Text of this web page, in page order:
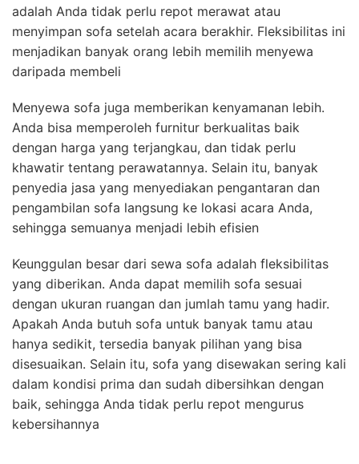
adalah Anda tidak perlu repot merawat atau
menyimpan sofa setelah acara berakhir. Fleksibilitas ini
menjadikan banyak orang lebih memilih menyewa
daripada membeli
Menyewa sofa juga memberikan kenyamanan lebih.
Anda bisa memperoleh furnitur berkualitas baik
dengan harga yang terjangkau, dan tidak perlu
khawatir tentang perawatannya. Selain itu, banyak
penyedia jasa yang menyediakan pengantaran dan
pengambilan sofa langsung ke lokasi acara Anda,
sehingga semuanya menjadi lebih efisien
Keunggulan besar dari sewa sofa adalah fleksibilitas
yang diberikan. Anda dapat memilih sofa sesuai
dengan ukuran ruangan dan jumlah tamu yang hadir.
Apakah Anda butuh sofa untuk banyak tamu atau
hanya sedikit, tersedia banyak pilihan yang bisa
disesuaikan. Selain itu, sofa yang disewakan sering kali
dalam kondisi prima dan sudah dibersihkan dengan
baik, sehingga Anda tidak perlu repot mengurus
kebersihannya